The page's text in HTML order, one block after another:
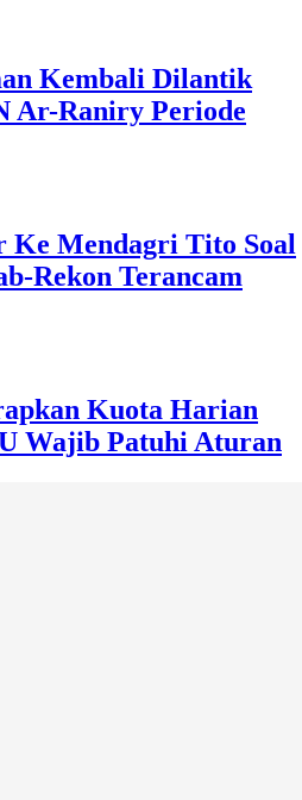
Kembali Dilantik
Ar-Raniry Periode
Ke Mendagri Tito Soal
Rekon Terancam
Kuota Harian
Wajib Patuhi Aturan